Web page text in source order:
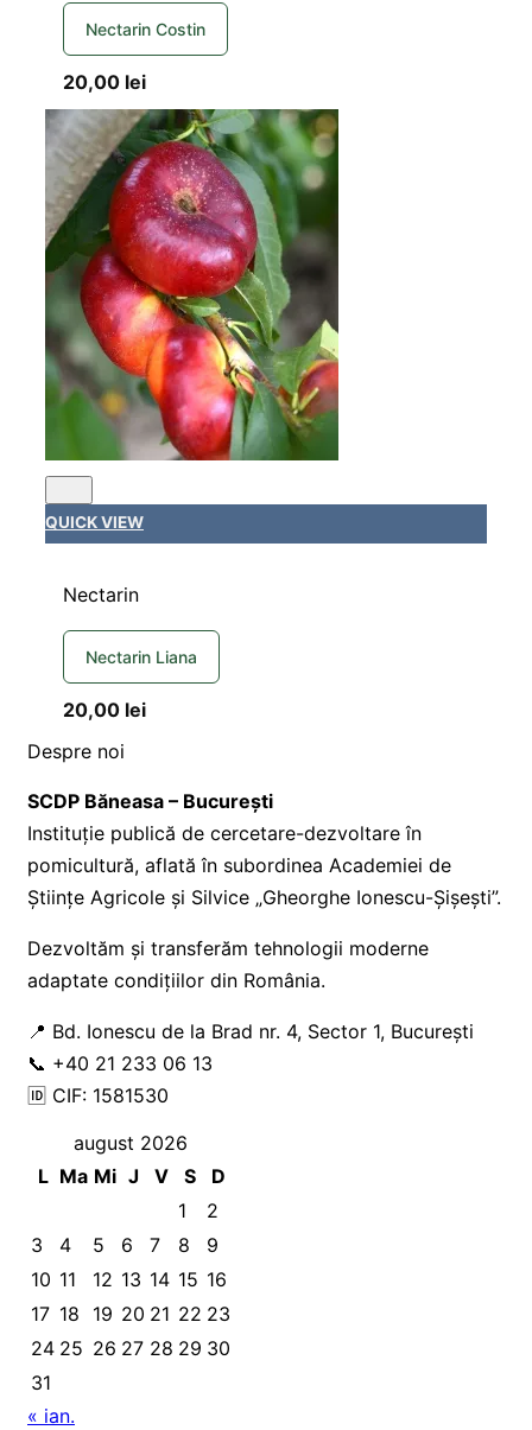
Nectarin Costin
20,00 lei
QUICK VIEW
Nectarin
Nectarin Liana
20,00 lei
Despre noi
SCDP Băneasa – București
Instituție publică de cercetare-dezvoltare în
pomicultură, aflată în subordinea Academiei de
Științe Agricole și Silvice „Gheorghe Ionescu-Șișești”.
Dezvoltăm și transferăm tehnologii moderne
adaptate condițiilor din România.
📍 Bd. Ionescu de la Brad nr. 4, Sector 1, București
📞 +40 21 233 06 13
🆔 CIF: 1581530
august 2026
L Ma Mi J V S
D
1
2
3
4 5 6 7 8
9
10 11 12 13 14 15 16
17 18 19 20 21 22 23
24 25 26 27 28 29 30
31
« ian.